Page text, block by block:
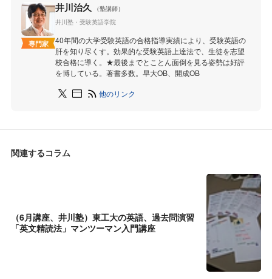
専門家
井川治久
（塾講師）
井川塾・受験英語学院
40年間の大学受験英語の合格指導実績により、受験英語の
肝を知り尽くす。効果的な受験英語上達法で、生徒を志望
校合格に導く。★最後までとことん面倒を見る姿勢は好評
を博している。著書多数。早大OB、開成OB
他のリンク
関連するコラム
（6月講座、井川塾）東工大の英語、過去問演習
「英文精読法」マンツーマン入門講座